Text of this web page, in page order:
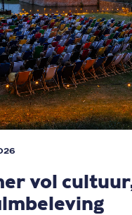
vol